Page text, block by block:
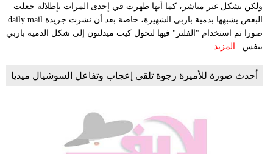
ولكن بشكل غير مباشر، كما أنها ظهرت في إحدى المرات بإطلالة جعلت
البعض يشبهها بدمية باربي الشهيرة، خاصة بعد أن نشرت جريدة daily mail
صورا تم استخدام "الفلتر" فيها لتحول كيت ميدلتون إلى شكل الدمية باربي
بنفس... المزيد
أحدث صورة للأميرة رجوة تلقى إعجاب وتفاعل السوشيال ميديا